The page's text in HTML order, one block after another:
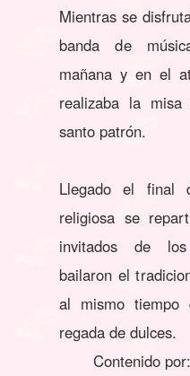
Mientras se
banda de
mañana y en el
realizaba la
santo patrón.
Llegado el final
religiosa se
invitados de
bailaron el
al mismo tiempo
regada de dulces.
Contenido